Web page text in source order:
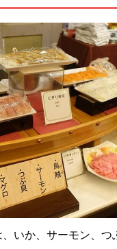
いか、サーモン、つ